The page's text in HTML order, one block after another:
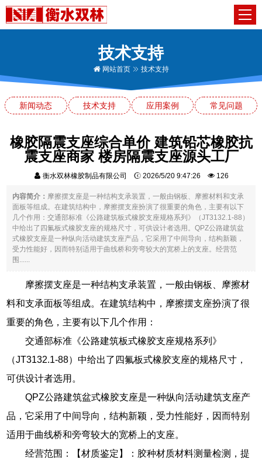
技术支持
网站首页 技术支持
新闻动态 技术支持 应用案例 常见问题
橡胶隔震支座综合单价 建筑铅芯橡胶抗
震支座商家 楼房隔震支座源头工厂
衡水双林橡胶制品有限公司 2026/5/20 9:47:26 126
内容简介： 摩擦摆支座是一种结构支承装置，一般由钢板、摩擦材料和支承
面板等组成。在建筑结构中，摩擦摆支座扮演了很重要的角色，主要有以下
几个作用：交通部标准《公路建筑板式橡胶支座规格系列》（JT3132.1-88）
中给出了四氟板式橡胶支座的规格尺寸，可供设计者选用。QPZ公路建筑盆
式橡胶支座是一种纵向活动建筑支座产品，它采用了中间导向，结构新颖，
受力性能好，因而特别适用于曲线桥和旁弯较大的宽桥上的支座。经营范
围......
摩擦摆支座是一种结构支承装置，一般由钢板、摩擦材
料和支承面板等组成。在建筑结构中，摩擦摆支座扮演了很
重要的角色，主要有以下几个作用：
交通部标准《公路建筑板式橡胶支座规格系列》
（JT3132.1-88）中给出了四氟板式橡胶支座的规格尺寸，
可供设计者选用。
QPZ公路建筑盆式橡胶支座是一种纵向活动建筑支座产
品，它采用了中间导向，结构新颖，受力性能好，因而特别
适用于曲线桥和旁弯较大的宽桥上的支座。
经营范围：【材质鉴定】：胶种材质材料测量检测，提